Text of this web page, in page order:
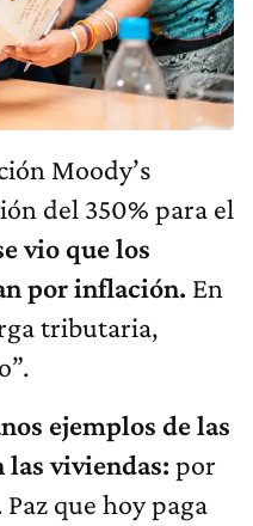
Moody’s
del 350% para el
vio que los
por inflación. En
tributaria,
ejemplos de las
las viviendas: por
que hoy paga